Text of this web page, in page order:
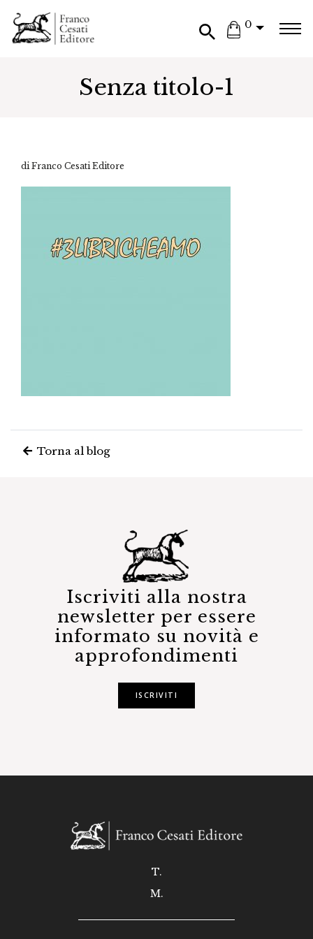
0
Senza titolo-1
di Franco Cesati Editore
Torna al blog
Iscriviti alla nostra
newsletter per essere
informato su novità e
approfondimenti
ISCRIVITI
T.
M.